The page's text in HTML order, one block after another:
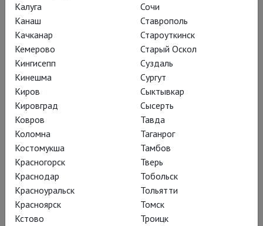
Иранская конференция
Сказка про последнего Ангела
Калуга
Канаш
Качканар
Кемерово
Кингисепп
Кинешма
Киров
Кировград
Ковров
Коломна
Костомукша
Красногорск
Краснодар
Красноуральск
Красноярск
Кстово
Сочи
Ставрополь
Староуткинск
Старый Оскол
Суздаль
Сургут
Сыктывкар
Сысерть
Тавда
Таганрог
Тамбов
Тверь
Тобольск
Тольятти
Томск
Троицк